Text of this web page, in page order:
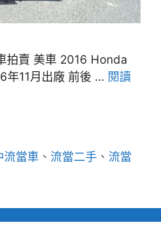
拍賣 美車 2016 Honda
年11月出廠 前後 … 閱讀
流當車 、 流當二手 、 流當